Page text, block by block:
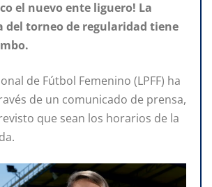
el nuevo ente liguero! La
del torneo de regularidad tiene
de Fútbol Femenino (LPFF) ha
de un comunicado de prensa,
que sean los horarios de la